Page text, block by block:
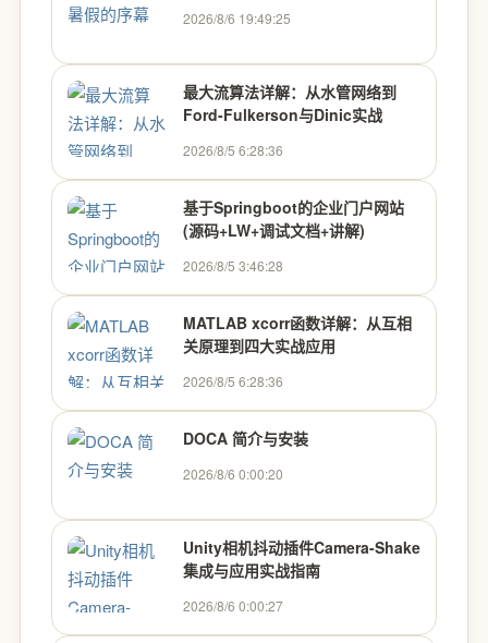
2026/8/6 19:49:25
最大流算法详解：从水管网络到
Ford-Fulkerson与Dinic实战
2026/8/5 6:28:36
基于Springboot的企业门户网站
(源码+LW+调试文档+讲解)
2026/8/5 3:46:28
MATLAB xcorr函数详解：从互相
关原理到四大实战应用
2026/8/5 6:28:36
DOCA 简介与安装
2026/8/6 0:00:20
Unity相机抖动插件Camera-Shake
集成与应用实战指南
2026/8/6 0:00:27